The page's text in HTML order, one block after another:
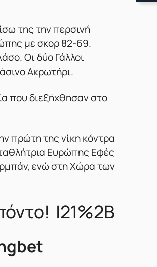
της την περσινή
με σκορ 82-69.
Οι δύο Γάλλοι
Ακρωτήρι.
που διεξήχθησαν στο
πρώτη της νίκη κόντρα
Ευρώπης Εφές
ενώ στη Χώρα των
|21%2B